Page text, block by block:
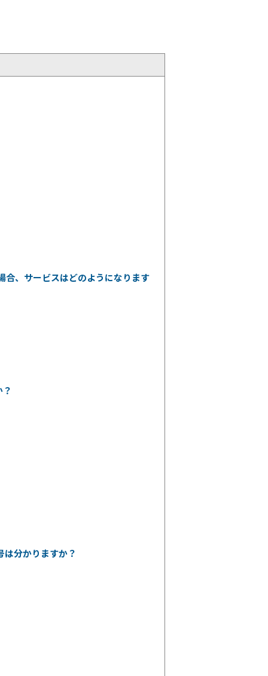
合、サービスはどのようになります
分かりますか？